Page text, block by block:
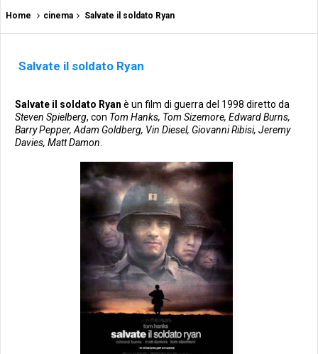
Home cinema Salvate il soldato Ryan
Salvate il soldato Ryan
Salvate il soldato Ryan è un film di guerra del 1998 diretto da
Steven Spielberg, con Tom Hanks, Tom Sizemore, Edward Burns,
Barry Pepper, Adam Goldberg, Vin Diesel, Giovanni Ribisi, Jeremy
Davies, Matt Damon